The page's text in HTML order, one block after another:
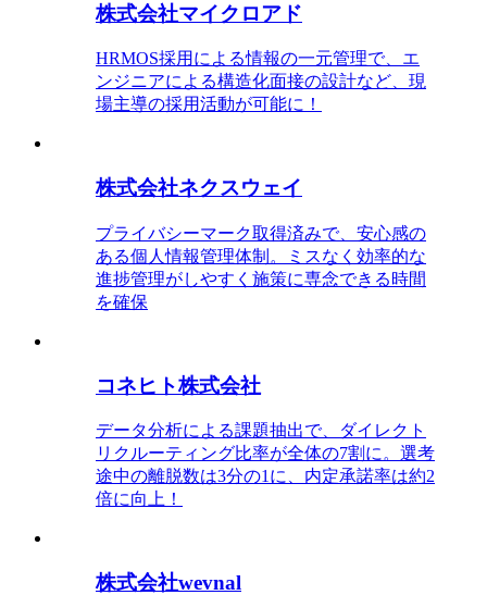
株式会社マイクロアド
HRMOS採用による情報の一元管理で、エ
ンジニアによる構造化面接の設計など、現
場主導の採用活動が可能に！
株式会社ネクスウェイ
プライバシーマーク取得済みで、安心感の
ある個人情報管理体制。ミスなく効率的な
進捗管理がしやすく施策に専念できる時間
を確保
コネヒト株式会社
データ分析による課題抽出で、ダイレクト
リクルーティング比率が全体の7割に。選考
途中の離脱数は3分の1に、内定承諾率は約2
倍に向上！
株式会社wevnal